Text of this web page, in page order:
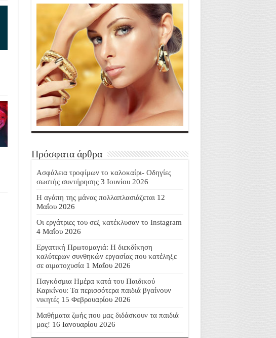
Πρόσφατα άρθρα
Ασφάλεια τροφίμων το καλοκαίρι- Οδηγίες
σωστής συντήρησης 3 Ιουνίου 2026
Η αγάπη της μάνας πολλαπλασιάζεται 12
Μαΐου 2026
Οι εργάτριες του σεξ κατέκλυσαν το Instagram
4 Μαΐου 2026
Εργατική Πρωτομαγιά: Η διεκδίκηση
καλύτερων συνθηκών εργασίας που κατέληξε
σε αιματοχυσία 1 Μαΐου 2026
Παγκόσμια Ημέρα κατά του Παιδικού
Καρκίνου: Τα περισσότερα παιδιά βγαίνουν
νικητές 15 Φεβρουαρίου 2026
Μαθήματα ζωής που μας διδάσκουν τα παιδιά
μας! 16 Ιανουαρίου 2026